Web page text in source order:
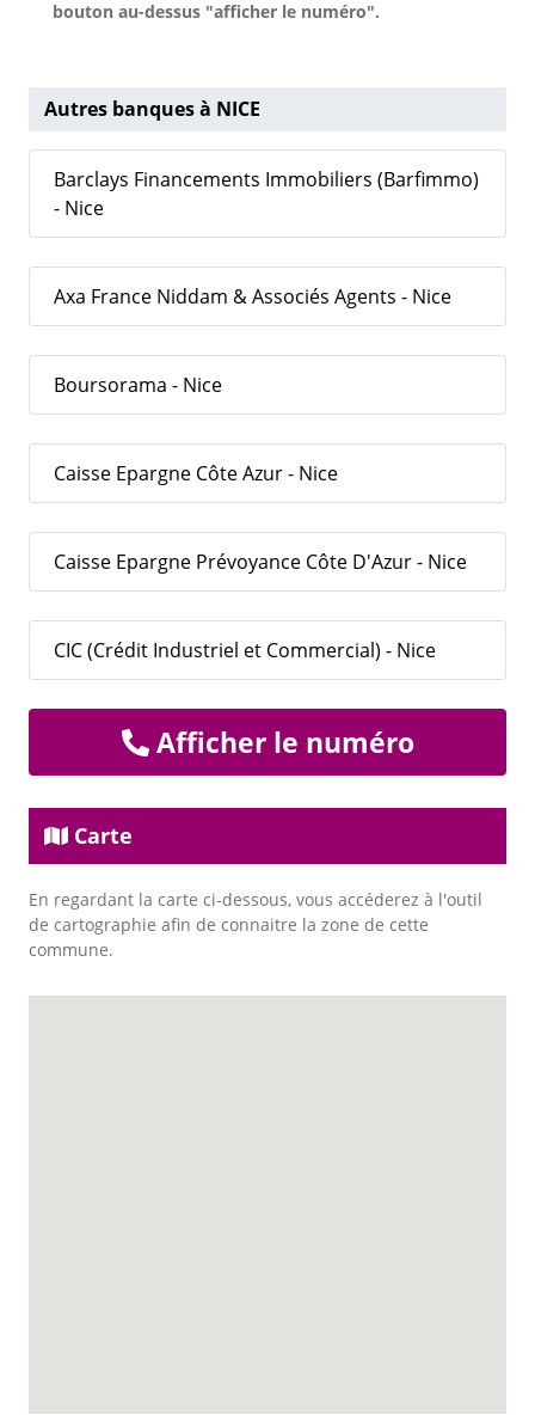
bouton au-dessus "afficher le numéro".
Autres banques à NICE
Barclays Financements Immobiliers (Barfimmo)
- Nice
Axa France Niddam & Associés Agents - Nice
Boursorama - Nice
Caisse Epargne Côte Azur - Nice
Caisse Epargne Prévoyance Côte D'Azur - Nice
CIC (Crédit Industriel et Commercial) - Nice
Afficher le numéro
Carte
En regardant la carte ci-dessous, vous accéderez à l'outil
de cartographie afin de connaitre la zone de cette
commune.